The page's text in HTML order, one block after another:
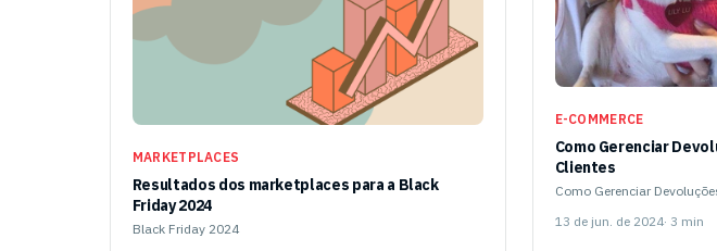
MARKETPLACES
Resultados dos marketplaces para a Black
Friday 2024
Black Friday 2024
E-COMMERCE
Como Gerenciar
Clientes
Como Gerenciar
13 de jun. de 2024· 3 min